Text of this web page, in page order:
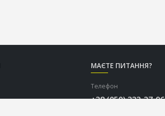
МАЄТЕ ПИТАННЯ?
Телефон
+38 (050) 333-37-96